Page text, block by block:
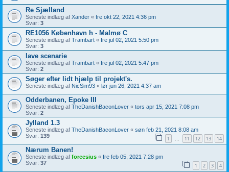
Re Sjælland
Seneste indlæg af Xander « fre okt 22, 2021 4:36 pm
Svar: 3
RE1056 København h - Malmø C
Seneste indlæg af Trambart « fre jul 02, 2021 5:50 pm
Svar: 3
lave scenarie
Seneste indlæg af Trambart « fre jul 02, 2021 5:47 pm
Svar: 2
Søger efter lidt hjælp til projekt's.
Seneste indlæg af NicSim93 « lør jun 26, 2021 4:37 am
Odderbanen, Epoke III
Seneste indlæg af TheDanishBaconLover « tors apr 15, 2021 7:08 pm
Svar: 2
Jylland 1.3
Seneste indlæg af TheDanishBaconLover « søn feb 21, 2021 8:08 am
Svar: 139 1 … 11 12 13 14
Nærum Banen!
Seneste indlæg af forcesius « fre feb 05, 2021 7:28 pm
Svar: 37 1 2 3 4